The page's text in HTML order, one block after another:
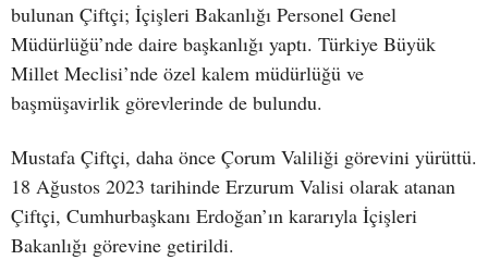
bulunan Çiftçi; İçişleri Bakanlığı Personel Genel
Müdürlüğü’nde daire başkanlığı yaptı. Türkiye Büyük
Millet Meclisi’nde özel kalem müdürlüğü ve
başmüşavirlik görevlerinde de bulundu.
Mustafa Çiftçi, daha önce Çorum Valiliği görevini yürüttü.
18 Ağustos 2023 tarihinde Erzurum Valisi olarak atanan
Çiftçi, Cumhurbaşkanı Erdoğan’ın kararıyla İçişleri
Bakanlığı görevine getirildi.